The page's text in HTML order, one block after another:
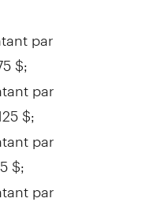
par
$;
par
$;
par
$;
par